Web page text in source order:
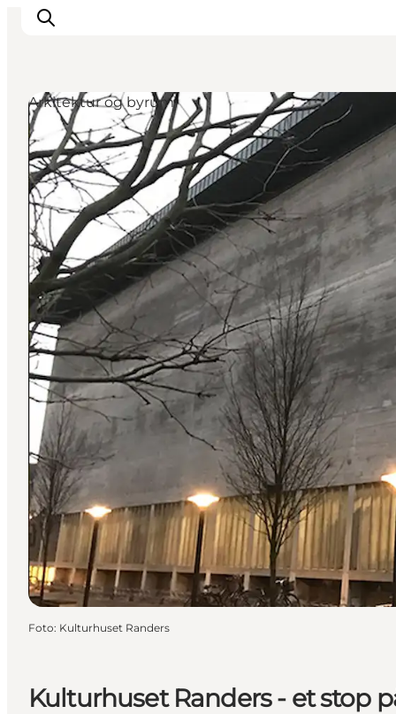
Inspiration
Destinationer
Oplevelser
Overnatning
Planlæg ferien
Kulturhuset Randers - et stop
Arkitektur og byrum
Foto: Kulturhuset Randers